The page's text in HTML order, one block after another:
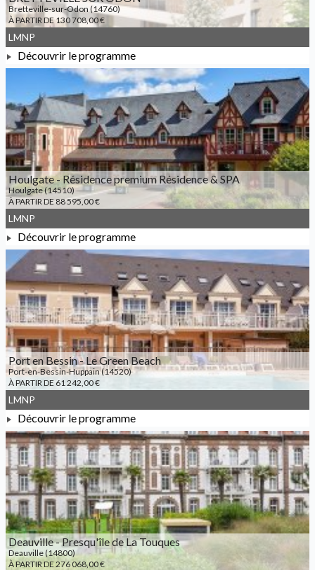
Bretteville-sur-Odon (14760)
À PARTIR DE 130 708,00 €
À PARTIR DE 130 708,00 €
LMNP
Découvrir le programme
Houlgate - Résidence premium Résidence & SPA
Houlgate (14510)
À PARTIR DE 88 595,00 €
À PARTIR DE 88 595,00 €
LMNP
Découvrir le programme
Port en Bessin - Le Green Beach
Port-en-Bessin-Huppain (14520)
À PARTIR DE 61 242,00 €
À PARTIR DE 61 242,00 €
LMNP
Découvrir le programme
Deauville - Presqu'île de La Touques
Deauville (14800)
À PARTIR DE 276 068,00 €